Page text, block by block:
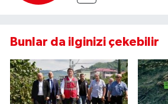
Bunlar da ilginizi çekebilir